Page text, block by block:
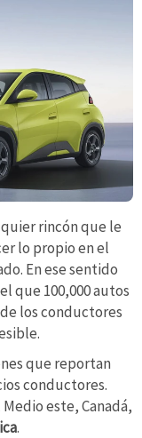
rincón que le
lo propio en el
En ese sentido
que 100,000 autos
los conductores
que reportan
conductores.
este, Canadá,
.